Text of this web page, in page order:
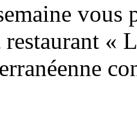
vous
restaurant «